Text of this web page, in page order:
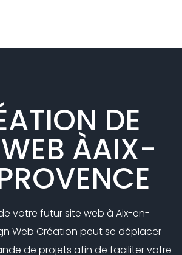
DE
ÀAIX-
votre futur site web à Aix-en-
Web Création peut se déplacer
de projets afin de faciliter votre